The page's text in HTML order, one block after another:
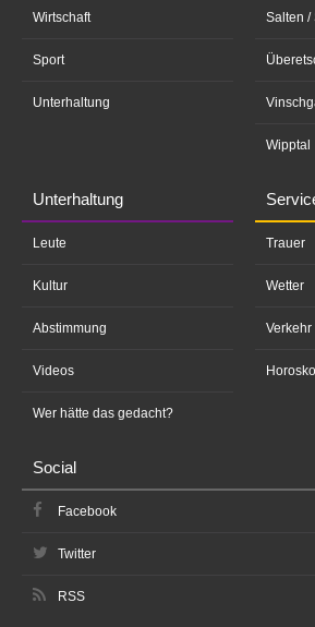
Wirtschaft
Sport
Unterhaltung
Salten /
Wipptal
Unterhaltung
Leute
Kultur
Abstimmung
Videos
Wer hätte das gedacht?
Trauer
Wetter
Verkehr
Social
Facebook
Twitter
RSS